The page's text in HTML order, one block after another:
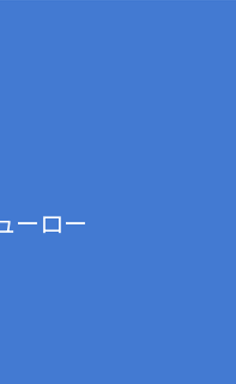
ーロー